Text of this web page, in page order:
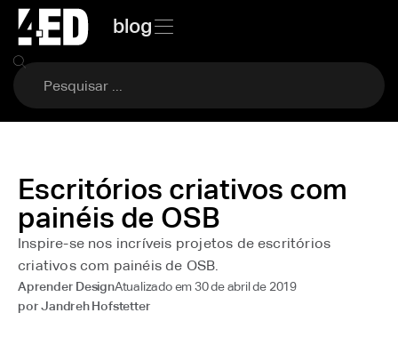
blog
Escritórios criativos com
painéis de OSB
Inspire-se nos incríveis projetos de escritórios
criativos com painéis de OSB.
Aprender DesignAtualizado em30 de abril de 2019
porJandreh Hofstetter